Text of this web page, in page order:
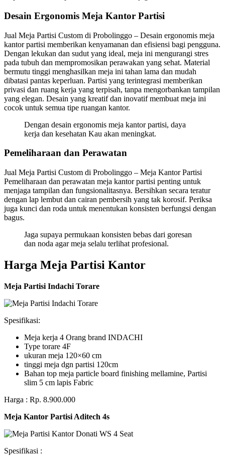
Desain Ergonomis Meja Kantor Partisi
Jual Meja Partisi Custom di Probolinggo – Desain ergonomis meja
kantor partisi memberikan kenyamanan dan efisiensi bagi pengguna.
Dengan lekukan dan sudut yang ideal, meja ini mengurangi stres
pada tubuh dan mempromosikan perawakan yang sehat. Material
bermutu tinggi menghasilkan meja ini tahan lama dan mudah
dibatasi pantas keperluan. Partisi yang terintegrasi memberikan
privasi dan ruang kerja yang terpisah, tanpa mengorbankan tampilan
yang elegan. Desain yang kreatif dan inovatif membuat meja ini
cocok untuk semua tipe ruangan kantor.
Dengan desain ergonomis meja kantor partisi, daya
kerja dan kesehatan Kau akan meningkat.
Pemeliharaan dan Perawatan
Jual Meja Partisi Custom di Probolinggo – Meja Kantor Partisi
Pemeliharaan dan perawatan meja kantor partisi penting untuk
menjaga tampilan dan fungsionalitasnya. Bersihkan secara teratur
dengan lap lembut dan cairan pembersih yang tak korosif. Periksa
juga kunci dan roda untuk menentukan konsisten berfungsi dengan
bagus.
Jaga supaya permukaan konsisten bebas dari goresan
dan noda agar meja selalu terlihat profesional.
Harga Meja Partisi Kantor
Meja Partisi Indachi Torare
Spesifikasi:
Meja kerja 4 Orang brand INDACHI
Type torare 4F
ukuran meja 120×60 cm
tinggi meja dgn partisi 120cm
Bahan top meja particle board finishing mellamine, Partisi
slim 5 cm lapis Fabric
Harga : Rp. 8.900.000
Meja Kantor Partisi Aditech 4s
Spesifikasi :